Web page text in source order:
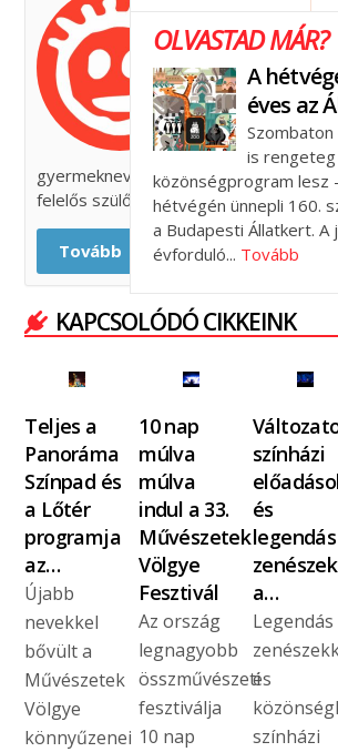
FELELŐS
ISKOLÁJA
A Felelős
óta működő
civil közösség,
belül az ideális
gyermeknevelésre, az „elég jól”
felelős szülői attitűdre keressük a
Tovább
KAPCSOLÓDÓ CIKKEINK
Teljes a
Panoráma
Színpad és
a Lőtér
programja
az…
Újabb
nevekkel
bővült a
Művészetek
Völgye
könnyűzenei
10 nap
múlva
múlva
indul a 33.
Művészetek
Völgye
Fesztivál
Az ország
legnagyobb
összművészeti
fesztiválja
10 nap
színházi
és
legendás
zenészek
a…
Legendás
és
színházi
OLVASTAD MÁR?
A
éves az
is
közönségprogram lesz
hétvégén ünnepli 160.
a Budapesti Állatkert. A
évforduló... Tovább